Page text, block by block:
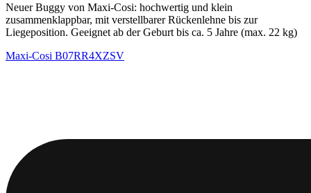
Neuer Buggy von Maxi-Cosi: hochwertig und klein
zusammenklappbar, mit verstellbarer Rückenlehne bis zur
Liegeposition. Geeignet ab der Geburt bis ca. 5 Jahre (max. 22 kg)
Maxi-Cosi B07RR4XZSV